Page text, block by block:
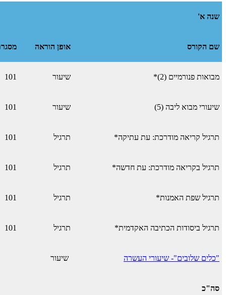
שנה א'
שם הקורס אופן הוראה
מבואות פנורמיים (2)* שיעור 101
שיעורי מבוא ליבה (5) שיעור 101
תרגיל קריאה מודרכת: עת עתיקה* תרגיל 101
תרגיל בקריאה מודרכת: עת חדשה* תרגיל 101
תרגיל שפת האמנות* תרגיל 101
תרגיל ביסודות הכתיבה האקדמית* תרגיל 101
"כלים שלובים"- שיעורי העשרה שיעור
סה"כ